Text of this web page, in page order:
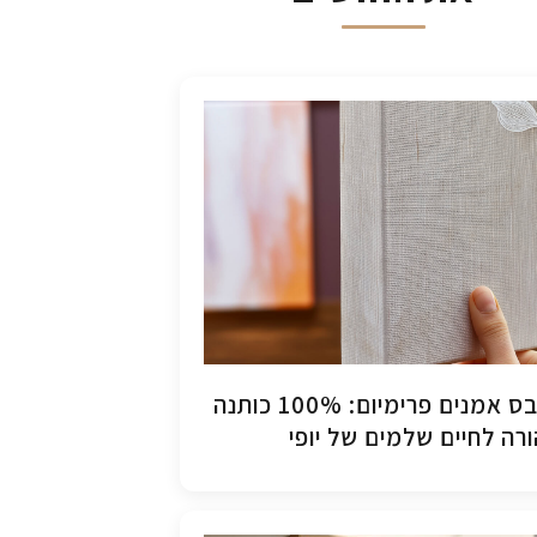
קנבס אמנים פרימיום: 100% כותנה
לחיים שלמים של יופי